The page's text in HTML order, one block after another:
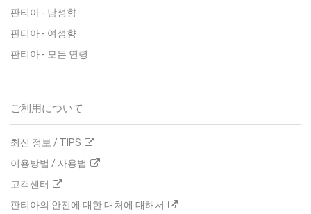
판티아 - 남성향
판티아 - 여성향
판티아 - 모든 연령
ご利用について
최신 정보 / TIPS
이용방법 / 사용법
고객센터
판티아의 안전에 대한 대처에 대해서